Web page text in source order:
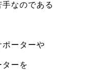
なのである
ーターや
ーを